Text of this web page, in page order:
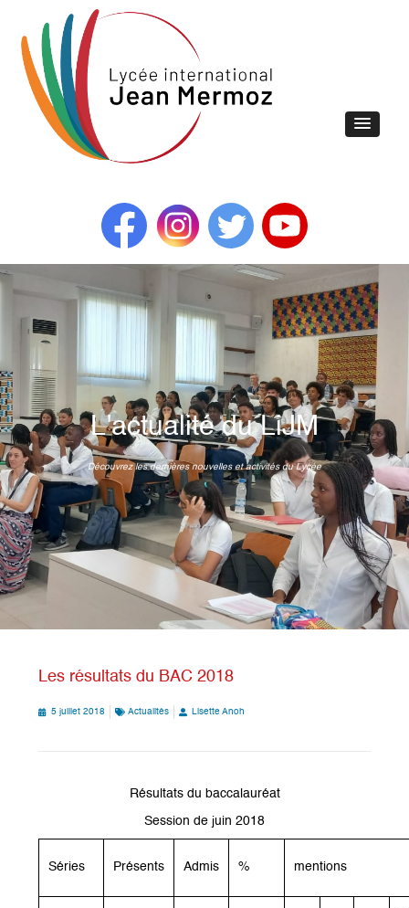
L'actualité du LiJM
Découvrez les dernières nouvelles et activités du Lycée
Les résultats du BAC 2018
5 juillet 2018 Actualités Lisette Anoh
Résultats du baccalauréat
Session de juin 2018
Séries Présents Admis % mentions